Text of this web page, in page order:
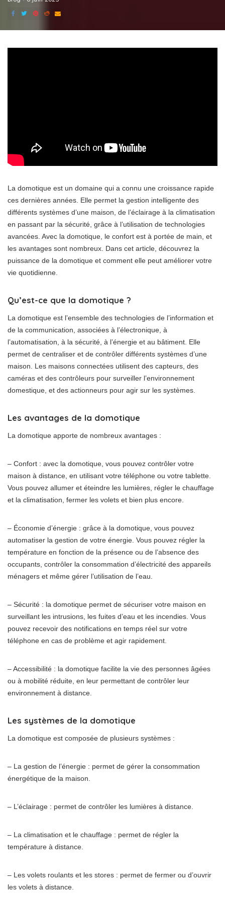
La domotique est un domaine qui a connu une croissance rapide
ces dernières années. Elle permet la gestion intelligente des
différents systèmes d’une maison, de l’éclairage à la climatisation
en passant par la sécurité, grâce à l’utilisation de technologies
avancées. Avec la domotique, le confort est à portée de main, et
les avantages sont nombreux. Dans cet article, découvrez la
puissance de la domotique et comment elle peut améliorer votre
vie quotidienne.
Qu’est-ce que la domotique ?
La domotique est l’ensemble des technologies de l’information et
de la communication, associées à l’électronique, à
l’automatisation, à la sécurité, à l’énergie et au bâtiment. Elle
permet de centraliser et de contrôler différents systèmes d’une
maison. Les maisons connectées utilisent des capteurs, des
caméras et des contrôleurs pour surveiller l’environnement
domestique, et des actionneurs pour agir sur les systèmes.
Les avantages de la domotique
La domotique apporte de nombreux avantages :
– Confort : avec la domotique, vous pouvez contrôler votre
maison à distance, en utilisant votre téléphone ou votre tablette.
Vous pouvez allumer et éteindre les lumières, régler le chauffage
et la climatisation, fermer les volets et bien plus encore.
– Économie d’énergie : grâce à la domotique, vous pouvez
automatiser la gestion de votre énergie. Vous pouvez régler la
température en fonction de la présence ou de l’absence des
occupants, contrôler la consommation d’électricité des appareils
ménagers et même gérer l’utilisation de l’eau.
– Sécurité : la domotique permet de sécuriser votre maison en
surveillant les intrusions, les fuites d’eau et les incendies. Vous
pouvez recevoir des notifications en temps réel sur votre
téléphone en cas de problème et agir rapidement.
– Accessibilité : la domotique facilite la vie des personnes âgées
ou à mobilité réduite, en leur permettant de contrôler leur
environnement à distance.
Les systèmes de la domotique
La domotique est composée de plusieurs systèmes :
– La gestion de l’énergie : permet de gérer la consommation
énergétique de la maison.
– L’éclairage : permet de contrôler les lumières à distance.
– La climatisation et le chauffage : permet de régler la
température à distance.
– Les volets roulants et les stores : permet de fermer ou d’ouvrir
les volets à distance.